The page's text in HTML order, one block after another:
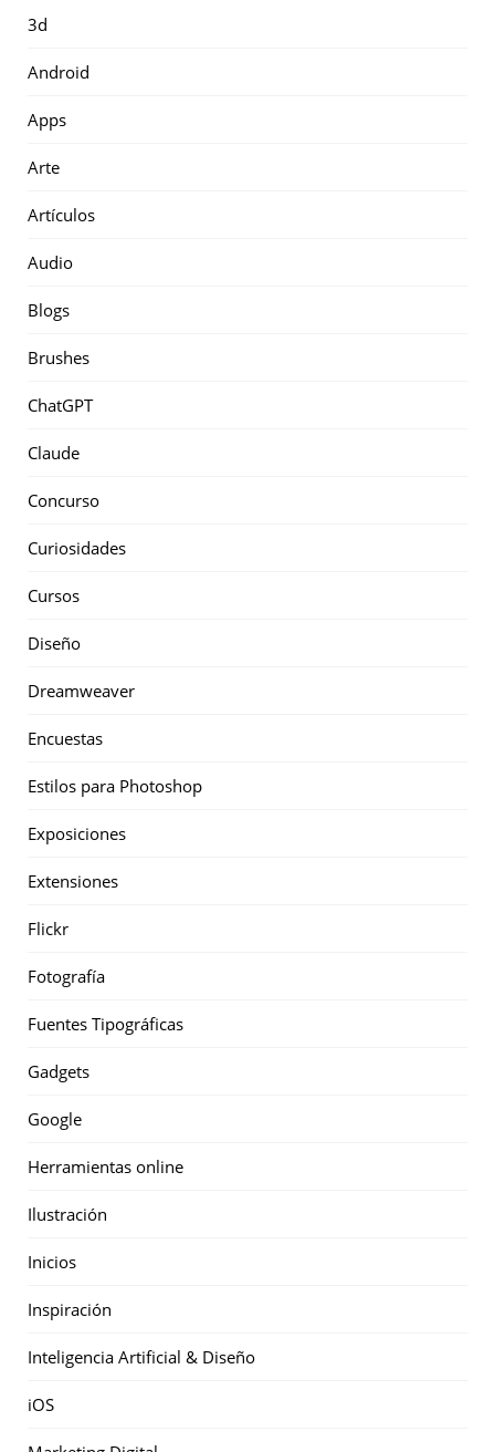
3d
Android
Apps
Arte
Artículos
Audio
Blogs
Brushes
ChatGPT
Claude
Concurso
Curiosidades
Cursos
Diseño
Dreamweaver
Encuestas
Estilos para Photoshop
Exposiciones
Extensiones
Flickr
Fotografía
Fuentes Tipográficas
Gadgets
Google
Herramientas online
Ilustración
Inicios
Inspiración
Inteligencia Artificial & Diseño
iOS